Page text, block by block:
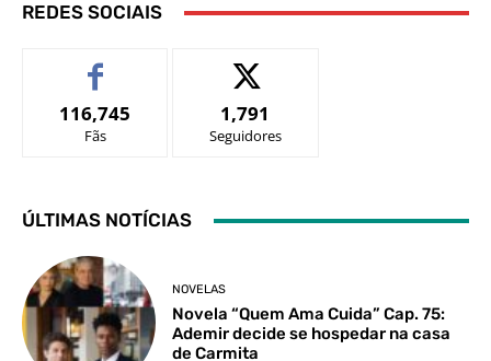
REDES SOCIAIS
116,745
Fãs
1,791
Seguidores
ÚLTIMAS NOTÍCIAS
NOVELAS
Novela “Quem Ama Cuida” Cap. 75:
Ademir decide se hospedar na casa
de Carmita